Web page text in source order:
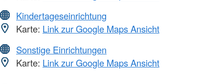
Kindertageseinrichtung
Karte: Link zur Google Maps Ansicht
Sonstige Einrichtungen
Karte: Link zur Google Maps Ansicht